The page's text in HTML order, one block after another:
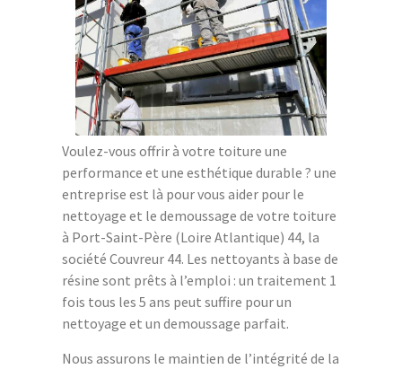
Voulez-vous offrir à votre toiture une
performance et une esthétique durable ? une
entreprise est là pour vous aider pour le
nettoyage et le demoussage de votre toiture
à Port-Saint-Père (Loire Atlantique) 44, la
société Couvreur 44. Les nettoyants à base de
résine sont prêts à l’emploi : un traitement 1
fois tous les 5 ans peut suffire pour un
nettoyage et un demoussage parfait.
Nous assurons le maintien de l’intégrité de la